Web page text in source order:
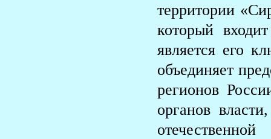
территории
который
является его
объединяет
регионов
органов